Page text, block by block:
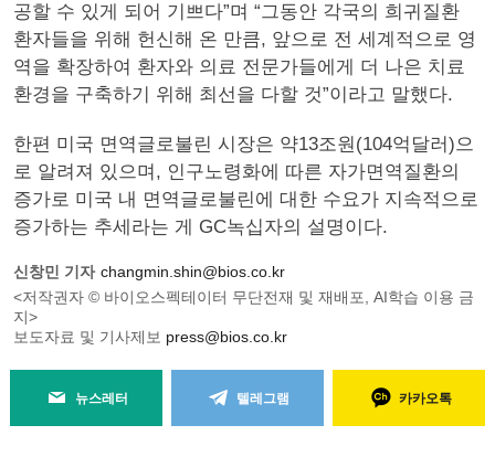
공할 수 있게 되어 기쁘다”며 “그동안 각국의 희귀질환
환자들을 위해 헌신해 온 만큼, 앞으로 전 세계적으로 영
역을 확장하여 환자와 의료 전문가들에게 더 나은 치료
환경을 구축하기 위해 최선을 다할 것”이라고 말했다.
한편 미국 면역글로불린 시장은 약13조원(104억달러)으
로 알려져 있으며, 인구노령화에 따른 자가면역질환의
증가로 미국 내 면역글로불린에 대한 수요가 지속적으로
증가하는 추세라는 게 GC녹십자의 설명이다.
신창민 기자 changmin.shin@bios.co.kr
<저작권자 © 바이오스펙테이터 무단전재 및 재배포, AI학습 이용 금
지>
보도자료 및 기사제보 press@bios.co.kr
뉴스레터 텔레그램 카카오톡